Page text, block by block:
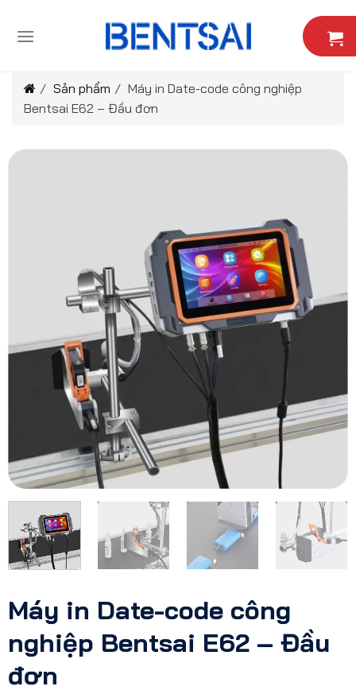
/ Sản phẩm / Máy in Date-code công nghiệp
Bentsai E62 – Đầu đơn
Máy in Date-code công
nghiệp Bentsai E62 – Đầu
đơn